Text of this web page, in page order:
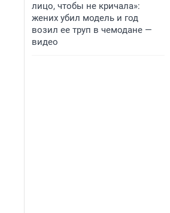
лицо, чтобы не кричала»:
жених убил модель и год
возил ее труп в чемодане —
видео